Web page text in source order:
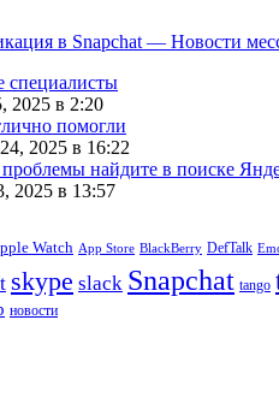
в Snapchat — Новости
специалисты
2025 в 2:20
помогли
2025 в 16:22
найдите в поиске
2025 в 13:57
Watch App Store BlackBerry DefTalk
skype slack Snapchat tango
новости